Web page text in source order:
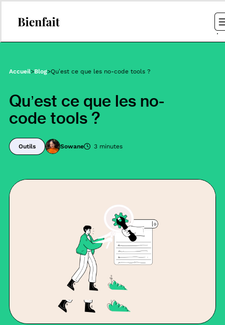
Accueil>Blog>Qu’est ce que les no-code tools ?
Qu’est ce que les no-
code tools ?
Outils Sowane 3 minutes